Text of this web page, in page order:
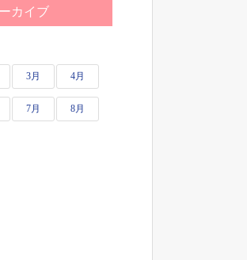
カイブ
3月 4月
7月 8月